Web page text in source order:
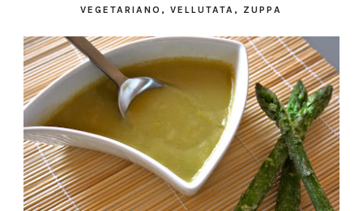
VEGETARIANO ,VELLUTATA , ZUPPA